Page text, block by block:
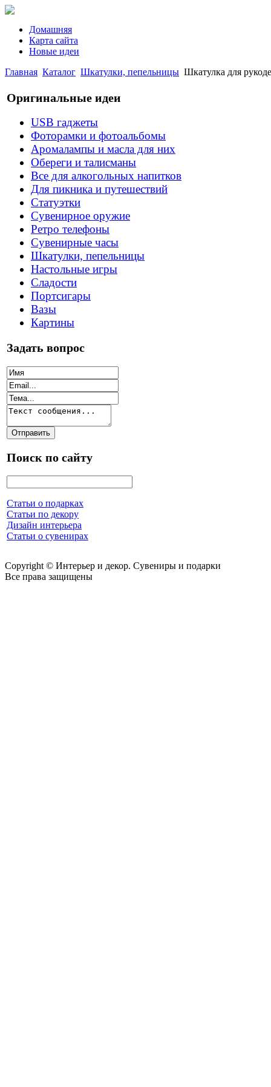
Домашняя
Карта сайта
Новые идеи
Главная Каталог Шкатулки, пепельницы Шкатулка для
Оригинальные идеи
USB гаджеты
Фоторамки и фотоальбомы
Аромалампы и масла для них
Обереги и талисманы
Все для алкогольных напитков
Для пикника и путешествий
Статуэтки
Сувенирное оружие
Ретро телефоны
Сувенирные часы
Шкатулки, пепельницы
Настольные игры
Сладости
Портсигары
Вазы
Картины
Задать вопрос
Поиск по сайту
Статьи о подарках
Статьи по декору
Дизайн интерьера
Статьи о сувенирах
Copyright © Интерьер и декор. Сувениры и подарки
Все права защищены